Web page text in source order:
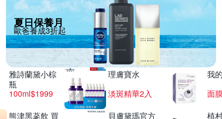
夏日保養月
歐爸養成3折起
雅詩蘭黛小棕
瓶
100ml$1999
理膚寶水
淡斑精華2入
我
面
熊津黑蔘飲 買
貝膚黛瑪官方
植